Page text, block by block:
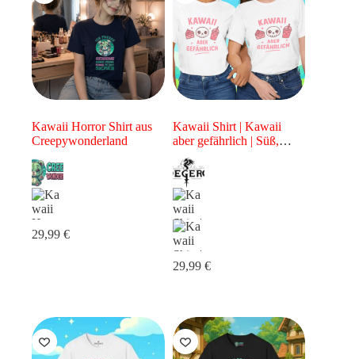
Kawaii Horror Shirt aus
Creepywonderland
29,99 €
Kawaii Shirt | Kawaii
aber gefährlich | Süß,
niedlich & rebellisch |
Shirt für Damen & Herren
| Unisex Shirt | Kawaii
Shirt
29,99 €